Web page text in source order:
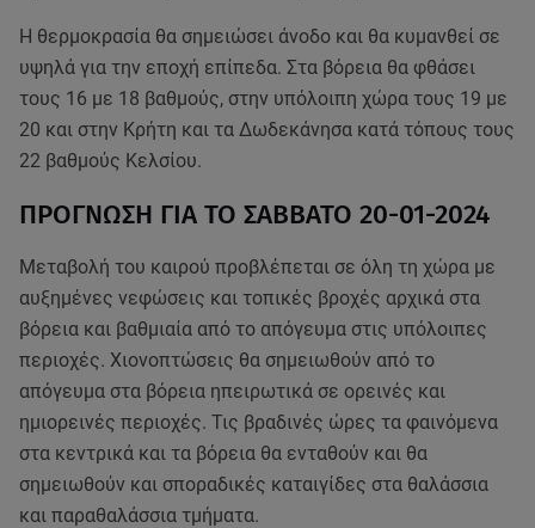
Η θερμοκρασία θα σημειώσει άνοδο και θα κυμανθεί σε
υψηλά για την εποχή επίπεδα. Στα βόρεια θα φθάσει
τους 16 με 18 βαθμούς, στην υπόλοιπη χώρα τους 19 με
20 και στην Κρήτη και τα Δωδεκάνησα κατά τόπους τους
22 βαθμούς Κελσίου.
ΠΡΟΓΝΩΣΗ ΓΙΑ ΤΟ ΣΑΒΒΑΤΟ 20-01-2024
Μεταβολή του καιρού προβλέπεται σε όλη τη χώρα με
αυξημένες νεφώσεις και τοπικές βροχές αρχικά στα
βόρεια και βαθμιαία από το απόγευμα στις υπόλοιπες
περιοχές. Χιονοπτώσεις θα σημειωθούν από το
απόγευμα στα βόρεια ηπειρωτικά σε ορεινές και
ημιορεινές περιοχές. Τις βραδινές ώρες τα φαινόμενα
στα κεντρικά και τα βόρεια θα ενταθούν και θα
σημειωθούν και σποραδικές καταιγίδες στα θαλάσσια
και παραθαλάσσια τμήματα.